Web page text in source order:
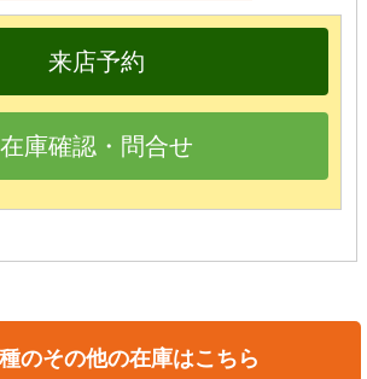
来店予約
在庫確認・問合せ
のその他の在庫はこちら